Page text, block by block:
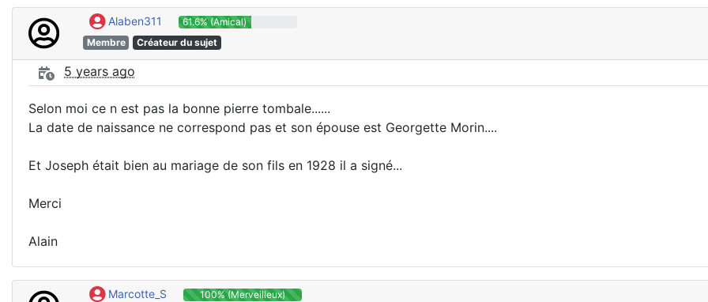
Alaben311
61.6% (Amical)
Membre
Créateur du sujet
5 years ago
Selon moi ce n est pas la bonne pierre tombale......
La date de naissance ne correspond pas et son épouse est Georgette Morin....
Et Joseph était bien au mariage de son fils en 1928 il a signé...
Merci
Alain
Marcotte_S
100% (Merveilleux)